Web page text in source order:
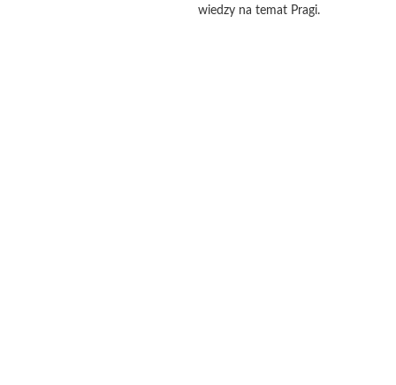
wiedzy na temat Pragi.